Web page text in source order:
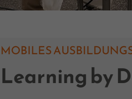
MOBILES
Learning by